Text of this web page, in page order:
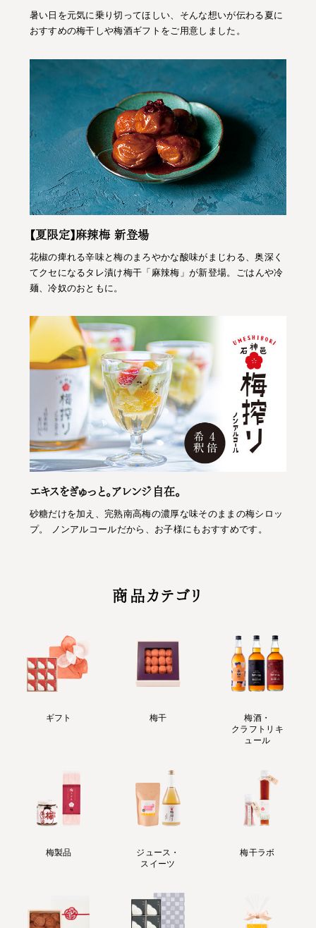
暑い日を元気に乗り切ってほしい、そんな想いが伝わる夏に
おすすめの梅干しや梅酒ギフトをご用意しました。
【夏限定】麻辣梅 新登場
花椒の痺れる辛味と梅のまろやかな酸味がまじわる、奥深く
てクセになるタレ漬け梅干「麻辣梅」が新登場。ごはんや冷
麺、冷奴のおともに。
エキスをぎゅっと。アレンジ自在。
砂糖だけを加え、完熟南高梅の濃厚な味そのままの梅シロッ
プ。 ノンアルコールだから、お子様にもおすすめです。
商品カテゴリ
ギフト 梅干
梅酒・
クラフトリキ
ュール
梅製品
ジュース・
スイーツ
梅干ラボ